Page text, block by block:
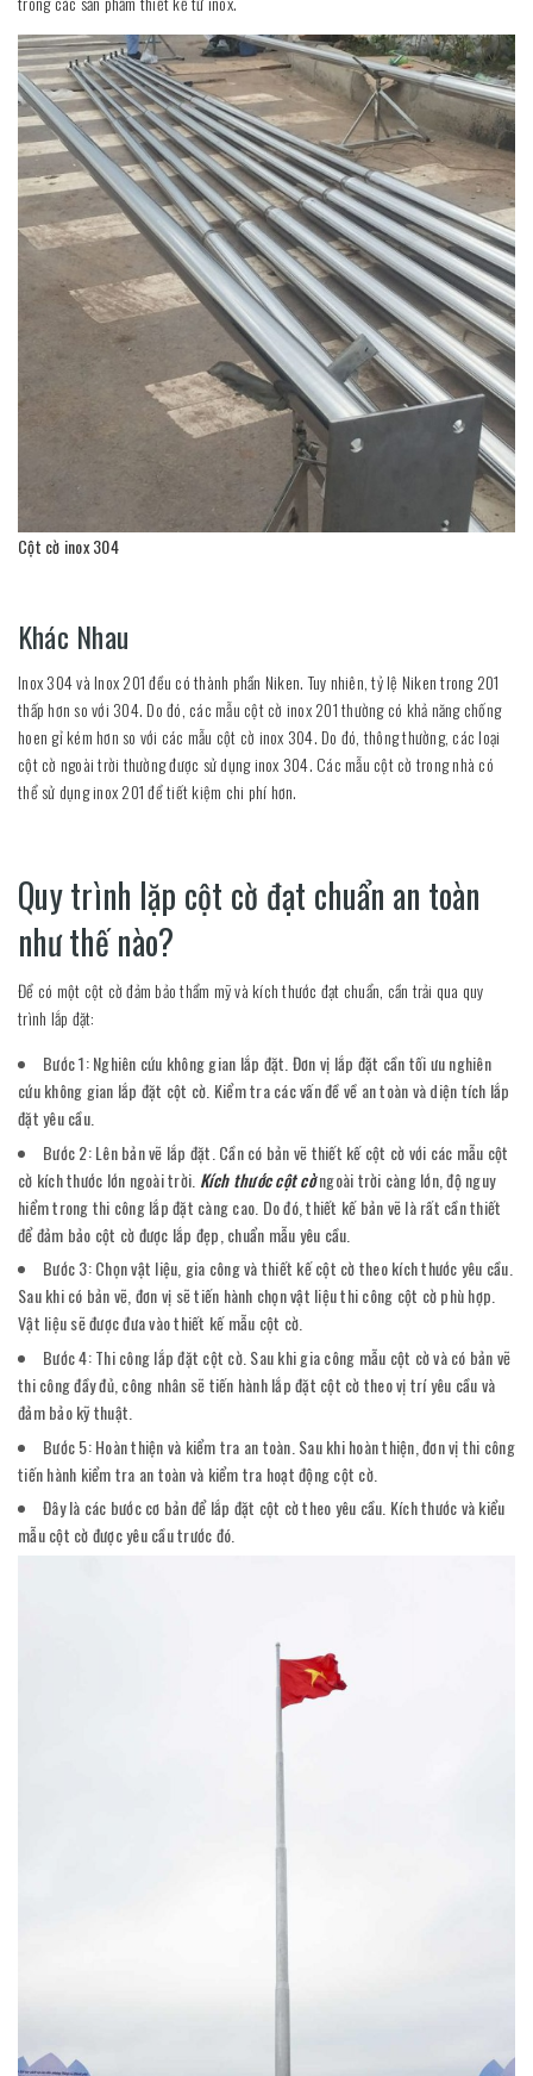
Cột cờ inox 304
Khác Nhau
Inox 304 và Inox 201 đều có thành phần Niken. Tuy nhiên, tỷ lệ Niken trong 201
thấp hơn so với 304. Do đó, các mẫu cột cờ inox 201 thường có khả năng chống
hoen gỉ kém hơn so với các mẫu cột cờ inox 304. Do đó, thông thường, các loại
cột cờ ngoài trời thường được sử dụng inox 304. Các mẫu cột cờ trong nhà có
thể sử dụng inox 201 để tiết kiệm chi phí hơn.
Quy trình lặp cột cờ đạt chuẩn an toàn
như thế nào?
Để có một cột cờ đảm bảo thẩm mỹ và kích thước đạt chuẩn, cần trải qua quy
trình lắp đặt:
Bước 1: Nghiên cứu không gian lắp đặt. Đơn vị lắp đặt cần tối ưu nghiên
cứu không gian lắp đặt cột cờ. Kiểm tra các vấn đề về an toàn và diện tích lắp
đặt yêu cầu.
Bước 2: Lên bản vẽ lắp đặt. Cần có bản vẽ thiết kế cột cờ với các mẫu cột
cờ kích thước lớn ngoài trời. Kích thước cột cờ ngoài trời càng lớn, độ nguy
hiểm trong thi công lắp đặt càng cao. Do đó, thiết kế bản vẽ là rất cần thiết
để đảm bảo cột cờ được lắp đẹp, chuẩn mẫu yêu cầu.
Bước 3: Chọn vật liệu, gia công và thiết kế cột cờ theo kích thước yêu cầu.
Sau khi có bản vẽ, đơn vị sẽ tiến hành chọn vật liệu thi công cột cờ phù hợp.
Vật liệu sẽ được đưa vào thiết kế mẫu cột cờ.
Bước 4: Thi công lắp đặt cột cờ. Sau khi gia công mẫu cột cờ và có bản vẽ
thi công đầy đủ, công nhân sẽ tiến hành lắp đặt cột cờ theo vị trí yêu cầu và
đảm bảo kỹ thuật.
Bước 5: Hoàn thiện và kiểm tra an toàn. Sau khi hoàn thiện, đơn vị thi công
tiến hành kiểm tra an toàn và kiểm tra hoạt động cột cờ.
Đây là các bước cơ bản để lắp đặt cột cờ theo yêu cầu. Kích thước và kiểu
mẫu cột cờ được yêu cầu trước đó.